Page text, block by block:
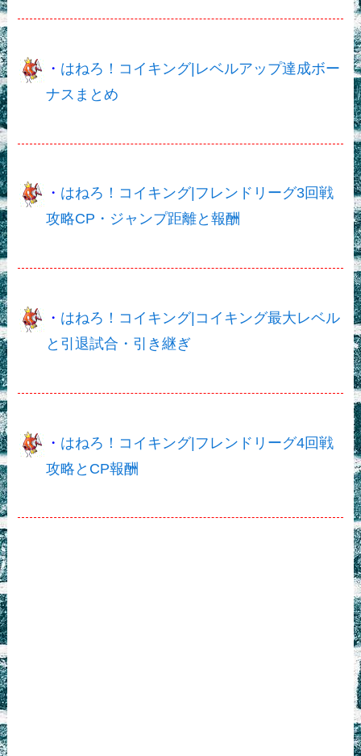
・ はねろ！コイキング|レベルアップ達成ボー
ナスまとめ
・ はねろ！コイキング|フレンドリーグ3回戦
攻略CP・ジャンプ距離と報酬
・ はねろ！コイキング|コイキング最大レベル
と引退試合・引き継ぎ
・ はねろ！コイキング|フレンドリーグ4回戦
攻略とCP報酬